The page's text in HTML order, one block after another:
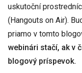
uskutoční
(Hangouts on Air).
priamo v tomto
webinári stačí, ak v
blogový príspevok.